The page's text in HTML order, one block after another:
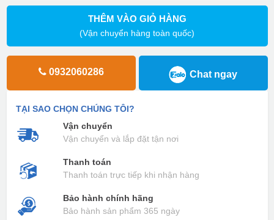
THÊM VÀO GIỎ HÀNG
(Vận chuyển hàng toàn quốc)
0932060286 Chat ngay
TẠI SAO CHỌN CHÚNG TÔI?
Vận chuyển
Vận chuyển và lắp đặt tận nơi
Thanh toán
Thanh toán trực tiếp khi nhận hàng
Bảo hành chính hãng
Bảo hành sản phẩm 365 ngày